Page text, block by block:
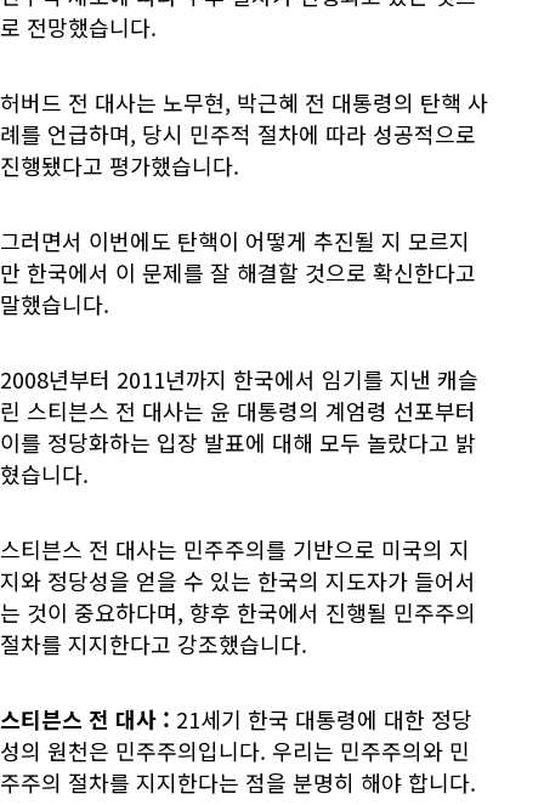
로 전망했습니다.
허버드 전 대사는 노무현, 박근혜 전 대통령의 탄핵 사
례를 언급하며, 당시 민주적 절차에 따라 성공적으로
진행됐다고 평가했습니다.
그러면서 이번에도 탄핵이 어떻게 추진될 지 모르지
만 한국에서 이 문제를 잘 해결할 것으로 확신한다고
말했습니다.
2008년부터 2011년까지 한국에서 임기를 지낸 캐슬
린 스티븐스 전 대사는 윤 대통령의 계엄령 선포부터
이를 정당화하는 입장 발표에 대해 모두 놀랐다고 밝
혔습니다.
스티븐스 전 대사는 민주주의를 기반으로 미국의 지
지와 정당성을 얻을 수 있는 한국의 지도자가 들어서
는 것이 중요하다며, 향후 한국에서 진행될 민주주의
절차를 지지한다고 강조했습니다.
스티븐스 전 대사 : 21세기 한국 대통령에 대한 정당
성의 원천은 민주주의입니다. 우리는 민주주의와 민
주주의 절차를 지지한다는 점을 분명히 해야 합니다.